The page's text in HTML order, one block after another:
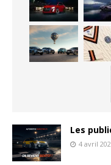
Les
4 avril